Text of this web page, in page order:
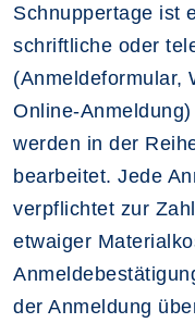
Schnuppertage ist
schriftliche oder
(Anmeldeformular,
Online-
werden in der
bearbeitet. Jede
verpflichtet zur
etwaiger
der Anmeldung